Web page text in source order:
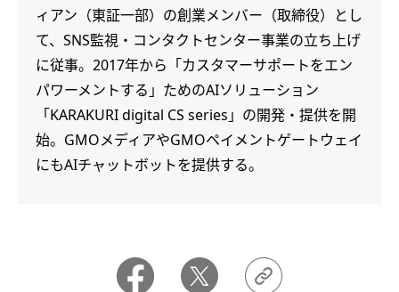
ィアン（東証一部）の創業メンバー（取締役）とし
て、SNS監視・コンタクトセンター事業の立ち上げ
に従事。2017年から「カスタマーサポートをエン
パワーメントする」ためのAIソリューション
「KARAKURI digital CS series」の開発・提供を開
始。GMOメディアやGMOペイメントゲートウェイ
にもAIチャットボットを提供する。